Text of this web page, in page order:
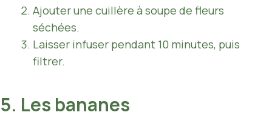
Ajouter une cuillère à soupe de fleurs
séchées.
Laisser infuser pendant 10 minutes, puis
filtrer.
5. Les bananes